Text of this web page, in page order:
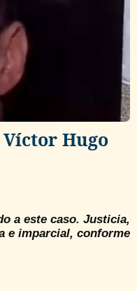
Hugo
a este caso. Justicia,
e imparcial, conforme